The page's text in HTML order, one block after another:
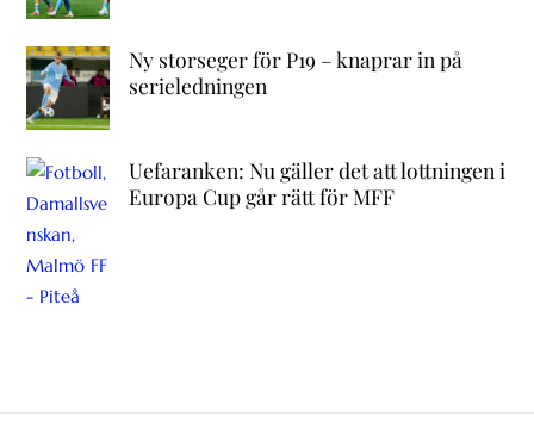
Ny storseger för P19 – knaprar in på
serieledningen
Uefaranken: Nu gäller det att lottningen i
Europa Cup går rätt för MFF